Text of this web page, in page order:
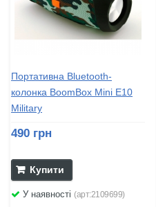
Портативна Bluetooth-
колонка BoomBox Mini E10
Military
490 грн
Купити
У наявності (арт:2109699)